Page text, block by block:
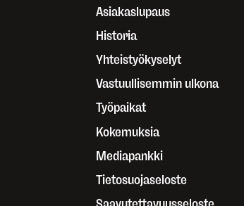
Asiakaslupaus
Historia
Yhteistyökyselyt
Vastuullisemmin ulkona
Työpaikat
Kokemuksia
Mediapankki
Tietosuojaseloste